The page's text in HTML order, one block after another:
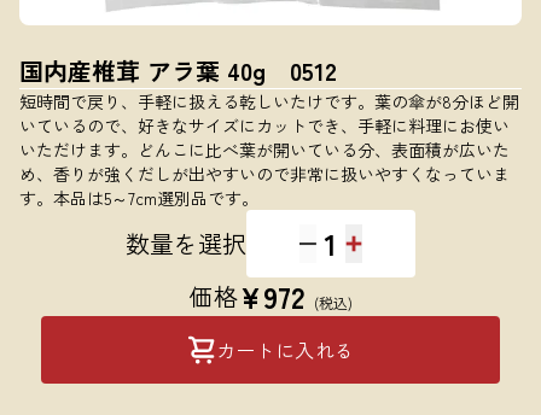
国内産椎茸 アラ葉 40g 0512
短時間で戻り、手軽に扱える乾しいたけです。葉の傘が8分ほど開
いているので、好きなサイズにカットでき、手軽に料理にお使い
いただけます。どんこに比べ葉が開いている分、表面積が広いた
め、香りが強くだしが出やすいので非常に扱いやすくなっていま
す。本品は5～7cm選別品です。
数量を選択 1
価格¥972 (税込)
カートに入れる